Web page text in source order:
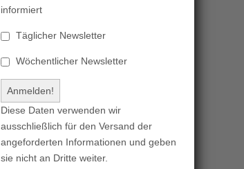
informiert
Täglicher Newsletter
Wöchentlicher Newsletter
Diese Daten verwenden wir
ausschließlich für den Versand der
angeforderten Informationen und geben
sie nicht an Dritte weiter.